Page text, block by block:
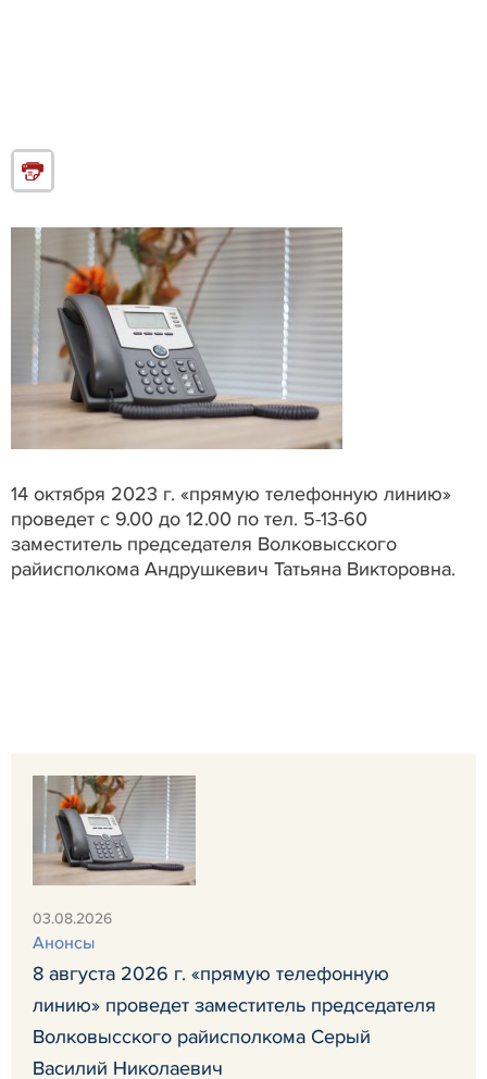
14 октября 2023 г. «прямую телефонную линию»
проведет с 9.00 до 12.00 по тел. 5-13-60
заместитель председателя Волковысского
райисполкома Андрушкевич Татьяна Викторовна.
03.08.2026
Анонсы
8 августа 2026 г. «прямую телефонную
линию» проведет заместитель председателя
Волковысского райисполкома Серый
Василий Николаевич